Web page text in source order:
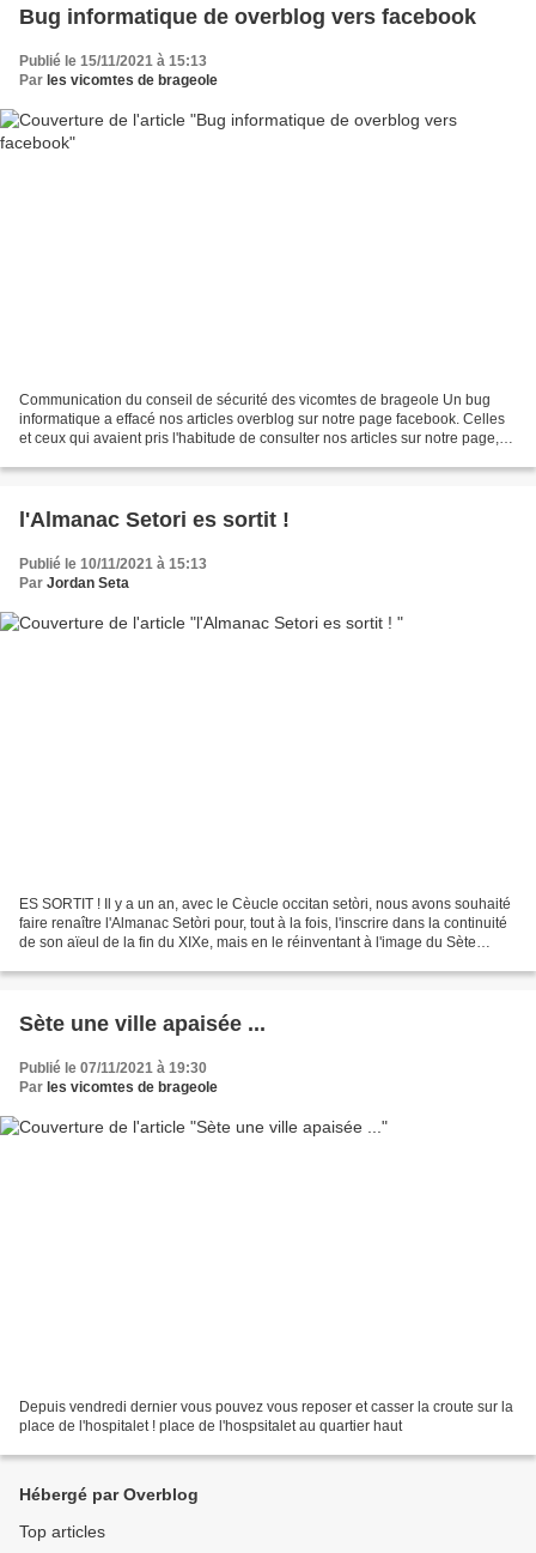
Bug informatique de overblog vers facebook
Publié le 15/11/2021 à 15:13
Par les vicomtes de brageole
Communication du conseil de sécurité des vicomtes de brageole Un bug
informatique a effacé nos articles overblog sur notre page facebook. Celles
et ceux qui avaient pris l'habitude de consulter nos articles sur notre page,
l'Almanac Setori es sortit !
Publié le 10/11/2021 à 15:13
Par Jordan Seta
ES SORTIT ! Il y a un an, avec le Cèucle occitan setòri, nous avons souhaité
faire renaître l'Almanac Setòri pour, tout à la fois, l'inscrire dans la continuité
de son aïeul de la fin du XIXe, mais en le réinventant à l'image du Sète
Sète une ville apaisée ...
Publié le 07/11/2021 à 19:30
Par les vicomtes de brageole
Depuis vendredi dernier vous pouvez vous reposer et casser la croute sur la
place de l'hospitalet ! place de l'hospsitalet au quartier haut
Hébergé par Overblog
Top articles